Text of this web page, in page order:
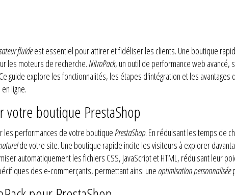
fluideest essentiel pour attirer et fidéliser les clients. Une boutique
les moteurs de recherche.NitroPack, un outil de performance web avancé,
guide explore les fonctionnalités, les étapes d'intégration et les avantages
ligne.
votre boutique PrestaShop
les performances de votre boutiquePrestaShop. En réduisant les temps de
de votre site. Une boutique rapide incite les visiteurs à explorer
automatiquement les fichiers CSS, JavaScript et HTML, réduisant leur
des e-commerçants, permettant ainsi une optimisation personnalisée